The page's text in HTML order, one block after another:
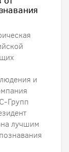
и
Групп
лучшим